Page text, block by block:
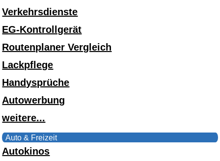
Verkehrsdienste
EG-Kontrollgerät
Routenplaner Vergleich
Lackpflege
Handysprüche
Autowerbung
weitere...
Auto & Freizeit
Autokinos